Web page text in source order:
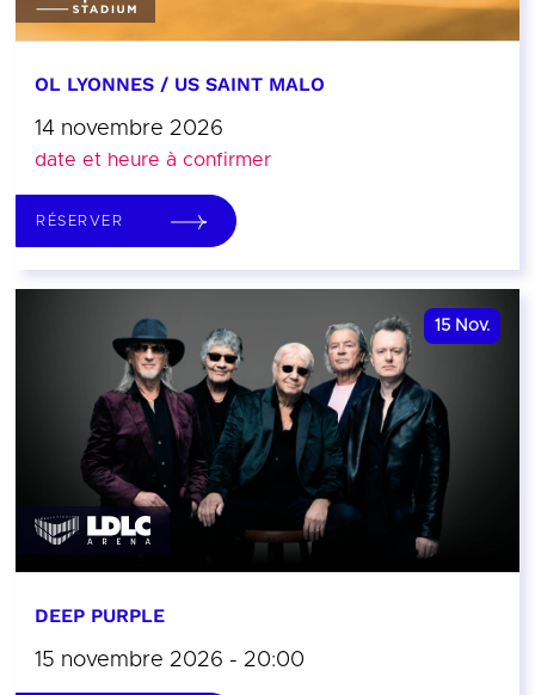
OL LYONNES / US SAINT MALO
14 novembre 2026
date et heure à confirmer
RÉSERVER
15 Nov.
DEEP PURPLE
15 novembre 2026 - 20:00